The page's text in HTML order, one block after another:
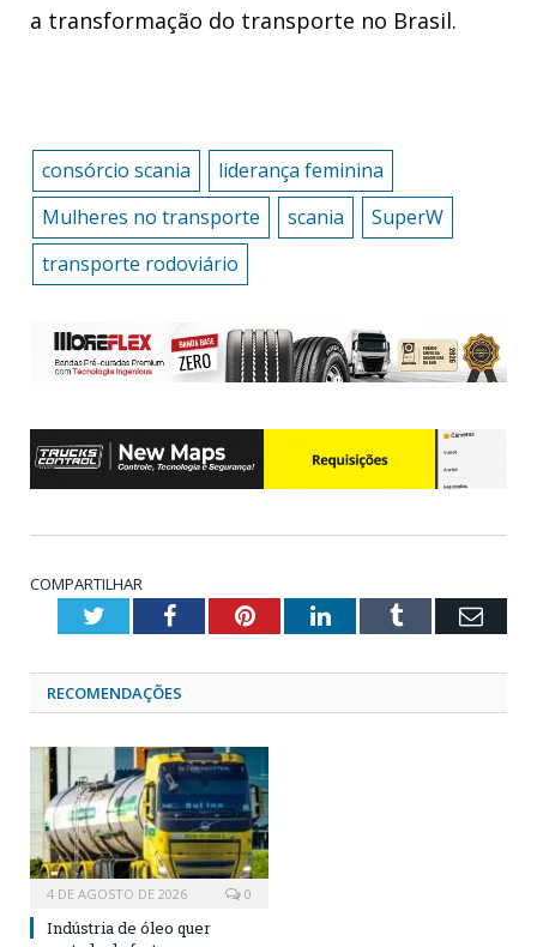
a transformação do transporte no Brasil.
consórcio scania
liderança feminina
Mulheres no transporte
scania
SuperW
transporte rodoviário
COMPARTILHAR
TwitterFacebookPinterestLinkedInTumblr
RECOMENDAÇÕES
4 DE AGOSTO DE 2026 0
Indústria de óleo quer